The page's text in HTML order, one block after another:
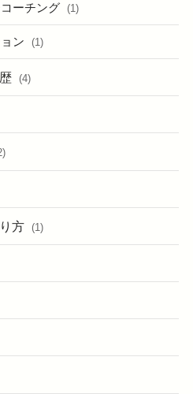
ーチング
(1)
ン (1)
(4)
方 (1)